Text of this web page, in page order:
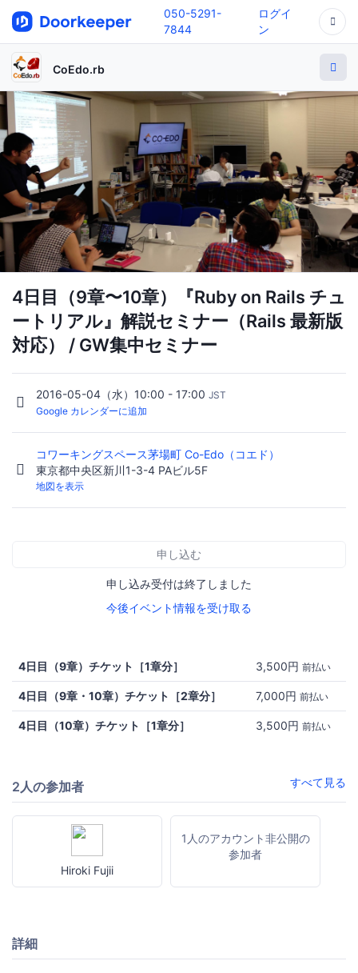
050-5291-
7844
ログイ
ン
CoEdo.rb
4日目（9章〜10章）『Ruby on Rails チュ
ートリアル』解説セミナー（Rails 最新版
対応） / GW集中セミナー
2016-05-04（水）10:00 - 17:00 JST
Google カレンダーに追加
コワーキングスペース茅場町 Co-Edo（コエド）
東京都中央区新川1-3-4 PAビル5F
地図を表示
申し込む
申し込み受付は終了しました
今後イベント情報を受け取る
4日目（9章）チケット［1章分］ 3,500円 前払い
4日目（9章・10章）チケット［2章分］ 7,000円 前払い
4日目（10章）チケット［1章分］ 3,500円 前払い
2人の参加者 すべて見る
Hiroki Fujii
1人のアカウント非公開の
参加者
詳細